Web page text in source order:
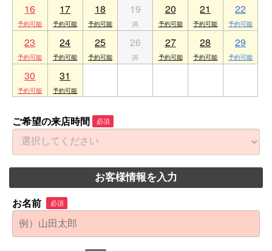
16 17 18 19 20 21 22
23 24 25 26 27 28 29
30 31
ご希望の来店時間 必須
お客様情報を入力
お名前 必須